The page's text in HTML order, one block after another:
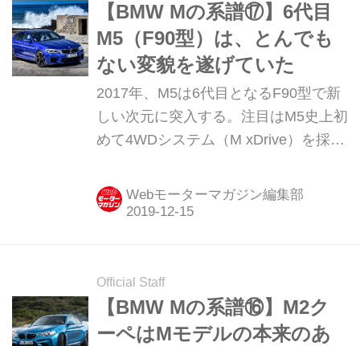
を想定して開発したモデルだった。
【BMW Mの系譜⑰】6代目
M5（F90型）は、とんでも
ない変貌を遂げていた
2017年、M5は6代目となるF90型で新
しい次元に突入する。注目はM5史上初
めて4WDシステム（M xDrive）を採用
と呼ばれる8速トルコンATが使われた
ことも、それまでのM5のイメージを覆
変貌を遂げたモデルとして記憶される
ことだろう。
Webモーターマガジン編集部
Official Staff
【BMW Mの系譜⑯】M2ク
ーペはMモデルの本来のあ